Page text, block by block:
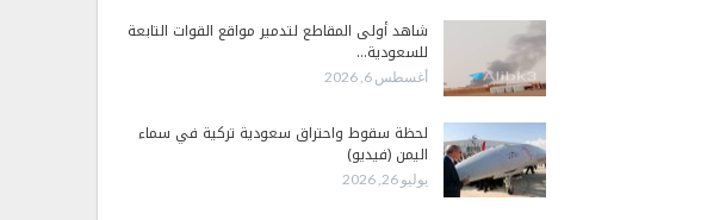
شاهد أولى المقاطع لتدمير مواقع القوات التابعة
للسعودية…
أغسطس 6, 2026
لحظة سقوط واحتراق سعودية تركية في سماء
اليمن (فيديو)
يوليو 26, 2026